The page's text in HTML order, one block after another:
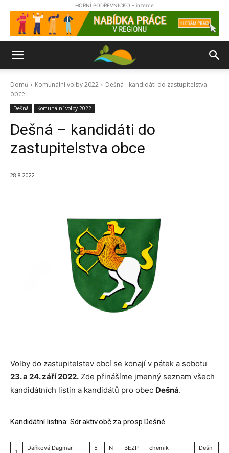
HORNÍ PODŘEVNICKO - inzerce
Domů Komunální volby 2022
Dešná - kandidáti do zastupitelstva
obce
Dešná Komunální volby 2022
Dešná – kandidáti do
zastupitelstva obce
28.8.2022
Volby do zastupitelstev obcí se konají v pátek a sobotu
23. a 24. září 2022. Zde přinášíme jmenný seznam všech
kandidátních listin a kandidátů pro obec Dešná.
Kandidátní listina: Sdr.aktiv.obč.za prosp.Dešné
Daňková Dagmar
5
N
BEZP
chemik-
Dešn